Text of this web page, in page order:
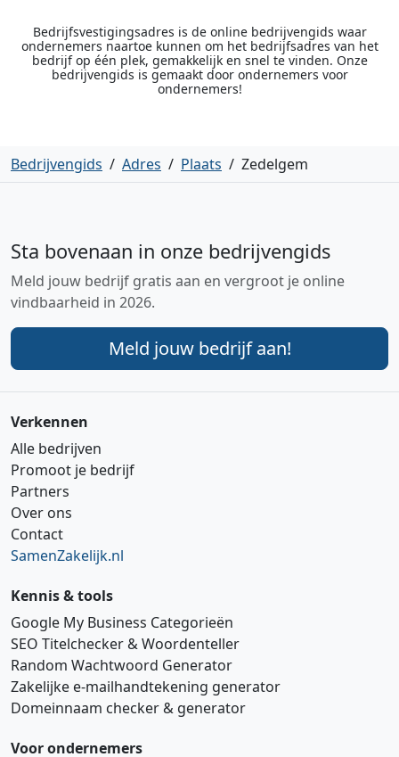
Bedrijfsvestigingsadres is de online bedrijvengids waar
ondernemers naartoe kunnen om het bedrijfsadres van het
bedrijf op één plek, gemakkelijk en snel te vinden. Onze
bedrijvengids is gemaakt door ondernemers voor
ondernemers!
Bedrijvengids / Adres / Plaats / Zedelgem
Sta bovenaan in onze bedrijvengids
Meld jouw bedrijf gratis aan en vergroot je online
vindbaarheid in 2026.
Meld jouw bedrijf aan!
Verkennen
Alle bedrijven
Promoot je bedrijf
Partners
Over ons
Contact
SamenZakelijk.nl
Kennis & tools
Google My Business Categorieën
SEO Titelchecker & Woordenteller
Random Wachtwoord Generator
Zakelijke e‑mailhandtekening generator
Domeinnaam checker & generator
Voor ondernemers